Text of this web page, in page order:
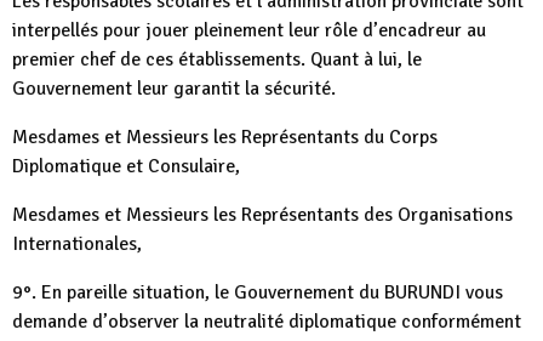
interpellés pour jouer pleinement leur rôle d’encadreur au
premier chef de ces établissements. Quant à lui, le
Gouvernement leur garantit la sécurité.
Mesdames et Messieurs les Représentants du Corps
Diplomatique et Consulaire,
Mesdames et Messieurs les Représentants des Organisations
Internationales,
9°. En pareille situation, le Gouvernement du BURUNDI vous
demande d’observer la neutralité diplomatique conformément